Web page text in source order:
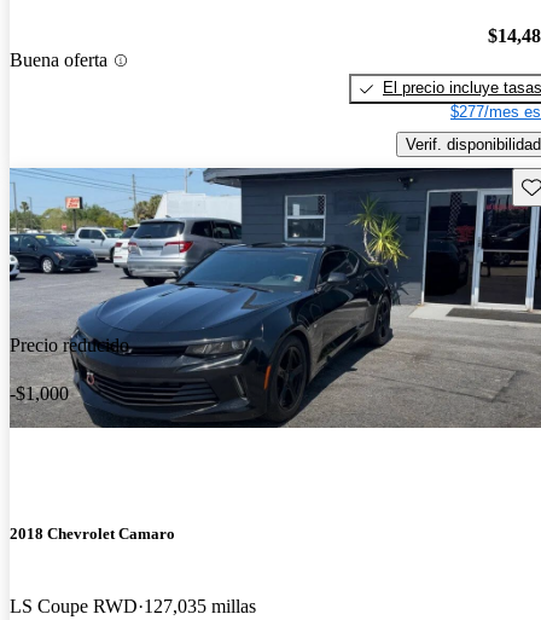
Buena oferta
El precio incluye tasas
$277/mes
Verif. disponibilidad
Precio reducido
-$1,000
2018 Chevrolet Camaro
LS Coupe RWD 127,035 millas